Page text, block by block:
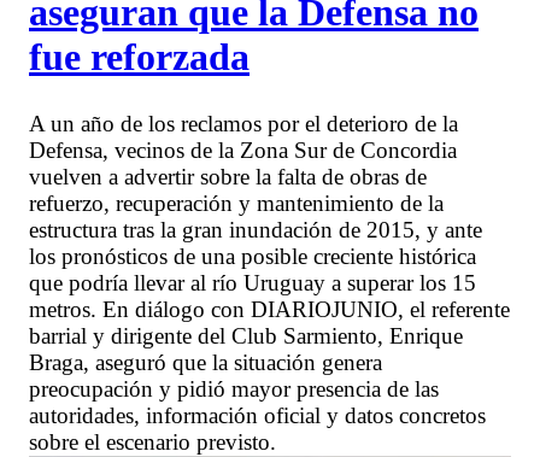
aseguran que la Defensa no
fue reforzada
A un año de los reclamos por el deterioro de la
Defensa, vecinos de la Zona Sur de Concordia
vuelven a advertir sobre la falta de obras de
refuerzo, recuperación y mantenimiento de la
estructura tras la gran inundación de 2015, y ante
los pronósticos de una posible creciente histórica
que podría llevar al río Uruguay a superar los 15
metros. En diálogo con DIARIOJUNIO, el referente
barrial y dirigente del Club Sarmiento, Enrique
Braga, aseguró que la situación genera
preocupación y pidió mayor presencia de las
autoridades, información oficial y datos concretos
sobre el escenario previsto.